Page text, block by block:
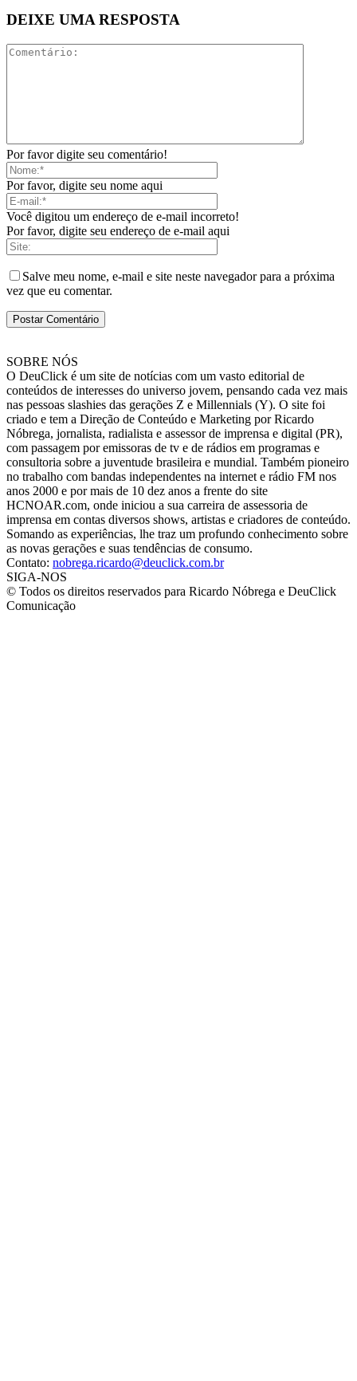
DEIXE UMA RESPOSTA
Por favor digite seu comentário!
Por favor, digite seu nome aqui
Você digitou um endereço de e-mail incorreto!
Por favor, digite seu endereço de e-mail aqui
Salve meu nome, e-mail e site neste navegador para a próxima
vez que eu comentar.
SOBRE NÓS
O DeuClick é um site de notícias com um vasto editorial de
conteúdos de interesses do universo jovem, pensando cada vez mais
nas pessoas slashies das gerações Z e Millennials (Y). O site foi
criado e tem a Direção de Conteúdo e Marketing por Ricardo
Nóbrega, jornalista, radialista e assessor de imprensa e digital (PR),
com passagem por emissoras de tv e de rádios em programas e
consultoria sobre a juventude brasileira e mundial. Também pioneiro
no trabalho com bandas independentes na internet e rádio FM nos
anos 2000 e por mais de 10 dez anos a frente do site
HCNOAR.com, onde iniciou a sua carreira de assessoria de
imprensa em contas diversos shows, artistas e criadores de conteúdo.
Somando as experiências, lhe traz um profundo conhecimento sobre
as novas gerações e suas tendências de consumo.
Contato: nobrega.ricardo@deuclick.com.br
SIGA-NOS
© Todos os direitos reservados para Ricardo Nóbrega e DeuClick
Comunicação